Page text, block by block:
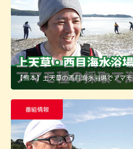
【熊本】上天草の西目海水浴場でアマ
番組情報